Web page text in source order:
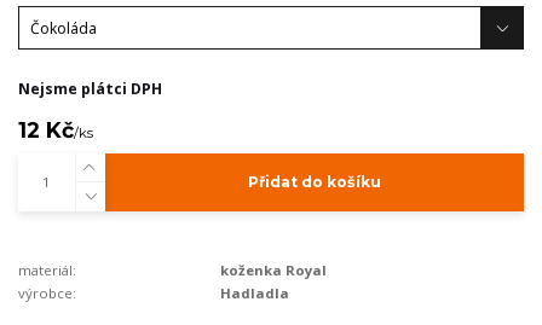
Nejsme plátci DPH
12 Kč/ks
Přidat do košíku
materiál:
koženka Royal
výrobce:
Hadladla